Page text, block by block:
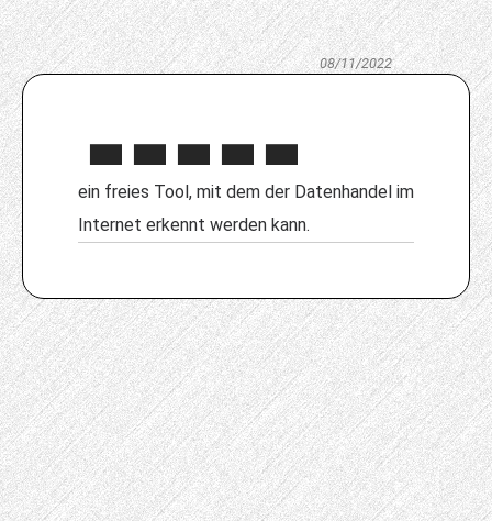
08/11/2022
ein freies Tool, mit dem der Datenhandel im
Internet erkennt werden kann.